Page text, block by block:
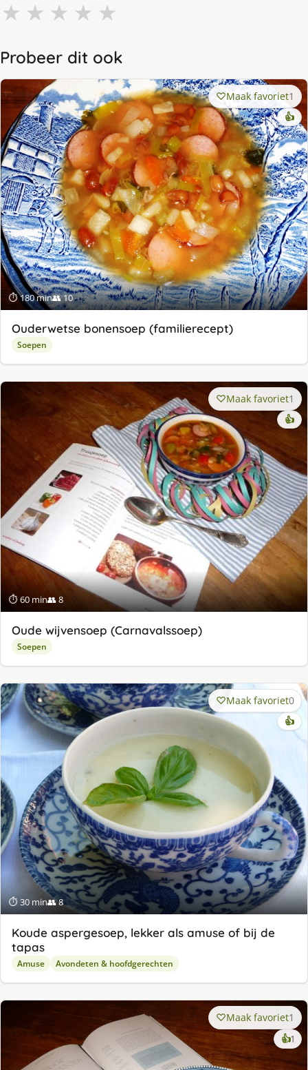
★ ★ ★ ★ ★
Probeer dit ook
⏱ 180 min👥 10
Maak favoriet1
👍
Ouderwetse bonensoep (familierecept)
Soepen
⏱ 60 min👥 8
Maak favoriet1
👍
Oude wijvensoep (Carnavalssoep)
Soepen
⏱ 30 min👥 8
Maak favoriet0
👍
Koude aspergesoep, lekker als amuse of bij de
tapas
Amuse Avondeten & hoofdgerechten
Maak favoriet1
👍1